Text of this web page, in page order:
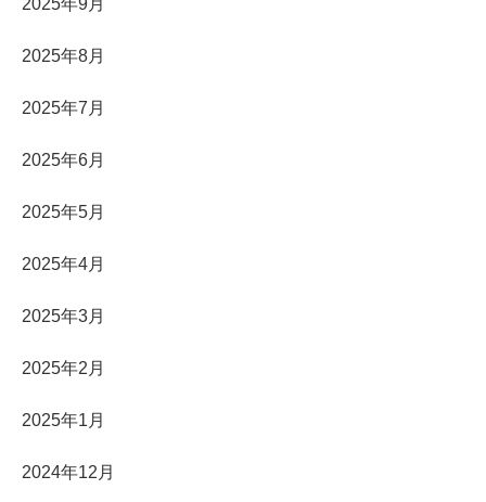
2025年8月
2025年7月
2025年6月
2025年5月
2025年4月
2025年3月
2025年2月
2025年1月
2024年12月